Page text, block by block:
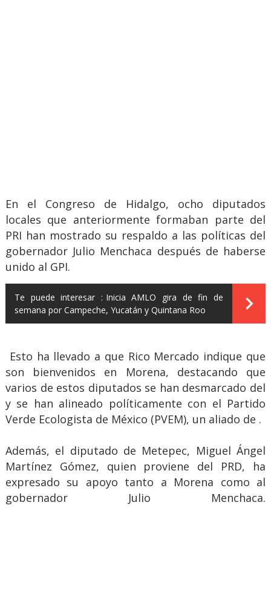
En el Congreso de Hidalgo, ocho diputados
locales que anteriormente formaban parte del
PRI han mostrado su respaldo a las políticas del
gobernador Julio Menchaca después de haberse
unido al GPI.
Te puede interesar : Inicia AMLO gira de fin de
semana por Campeche, Yucatán y Quintana Roo
Esto ha llevado a que Rico Mercado indique que
son bienvenidos en Morena, destacando que
varios de estos diputados se han desmarcado del
y se han alineado políticamente con el Partido
Verde Ecologista de México (PVEM), un aliado de .
Además, el diputado de Metepec, Miguel Ángel
Martínez Gómez, quien proviene del PRD, ha
expresado su apoyo tanto a Morena como al
gobernador Julio Menchaca.